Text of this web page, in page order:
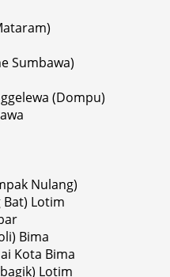
Sumbawa)
(Dompu)
Nulang)
Bat) Lotim
Bima
Kota Bima
Lotim